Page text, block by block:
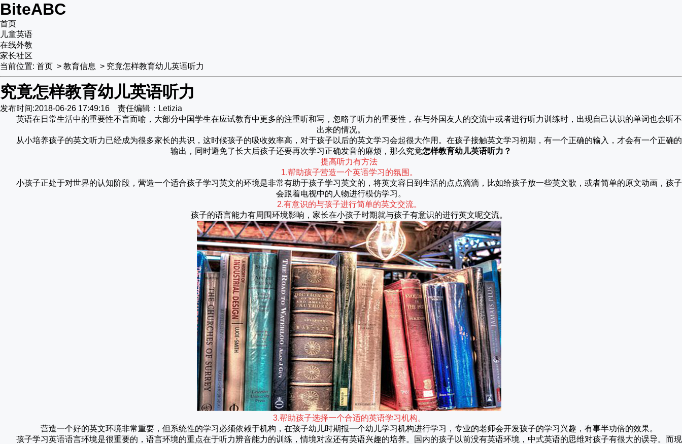
BiteABC
首页
儿童英语
在线外教
家长社区
当前位置: 首页 > 教育信息 > 究竟怎样教育幼儿英语听力
究竟怎样教育幼儿英语听力
发布时间:2018-06-26 17:49:16 责任编辑：Letizia
英语在日常生活中的重要性不言而喻，大部分中国学生在应试教育中更多的注重听和写，忽略了听力的重要性，在与外国友人的交流中或者进行听力训练时，出现自己认识的单词也会听不
出来的情况。
从小培养孩子的英文听力已经成为很多家长的共识，这时候孩子的吸收效率高，对于孩子以后的英文学习会起很大作用。在孩子接触英文学习初期，有一个正确的输入，才会有一个正确的
输出，同时避免了长大后孩子还要再次学习正确发音的麻烦，那么究竟怎样教育幼儿英语听力 ？
提高听力有方法
1.帮助孩子营造一个英语学习的氛围。
小孩子正处于对世界的认知阶段，营造一个适合孩子学习英文的环境是非常有助于孩子学习英文的，将英文容日到生活的点点滴滴，比如给孩子放一些英文歌，或者简单的原文动画，孩子
会跟着电视中的人物进行模仿学习。
2.有意识的与孩子进行简单的英文交流。
孩子的语言能力有周围环境影响，家长在小孩子时期就与孩子有意识的进行英文呢交流。
3.帮助孩子选择一个合适的英语学习机构。
营造一个好的英文环境非常重要，但系统性的学习必须依赖于机构，在孩子幼儿时期报一个幼儿学习机构进行学习，专业的老师会开发孩子的学习兴趣，有事半功倍的效果。
孩子学习英语语言环境是很重要的，语言环境的重点在于听力辨音能力的训练，情境对应还有英语兴趣的培养。国内的孩子以前没有英语环境，中式英语的思维对孩子有很大的误导。而现